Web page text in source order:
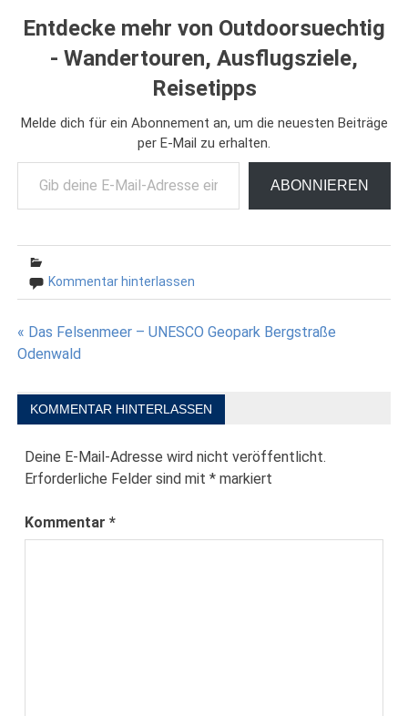
Entdecke mehr von Outdoorsuechtig
- Wandertouren, Ausflugsziele,
Reisetipps
Melde dich für ein Abonnement an, um die neuesten Beiträge
per E-Mail zu erhalten.
Gib deine E-Mail-Adresse ein ...
ABONNIEREN
Kommentar hinterlassen
Beitragsnavigation
« Das Felsenmeer – UNESCO Geopark Bergstraße
Odenwald
KOMMENTAR HINTERLASSEN
Deine E-Mail-Adresse wird nicht veröffentlicht.
Erforderliche Felder sind mit* markiert
Kommentar*